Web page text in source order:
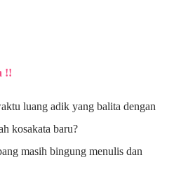
!!
luang adik yang balita dengan
kosakata baru?
masih bingung menulis dan